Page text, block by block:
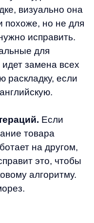
и меняет
товара